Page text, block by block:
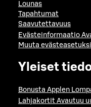
Lounas
Tapahtumat
Saavutettavuus
Evästeinformaatio
Muuta
Yleiset
Bonusta Applen
Lahjakortit Avautuu